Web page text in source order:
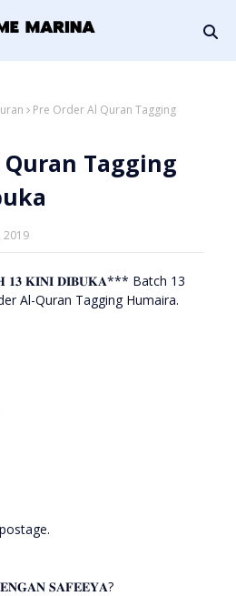
Pre Order Al Quran Tagging
Quran Tagging
2019
𝐊𝐈𝐍𝐈 𝐃𝐈𝐁𝐔𝐊𝐀*** Batch 13
Al-Quran Tagging Humaira.
𝐒𝐀𝐅𝐄𝐄𝐘𝐀?